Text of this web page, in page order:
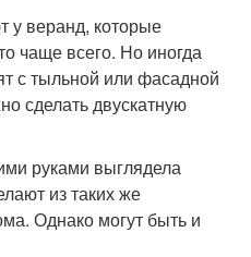
веранд, которые
чаще всего. Но иногда
с тыльной или фасадной
сделать двускатную
руками выглядела
из таких же
Однако могут быть и